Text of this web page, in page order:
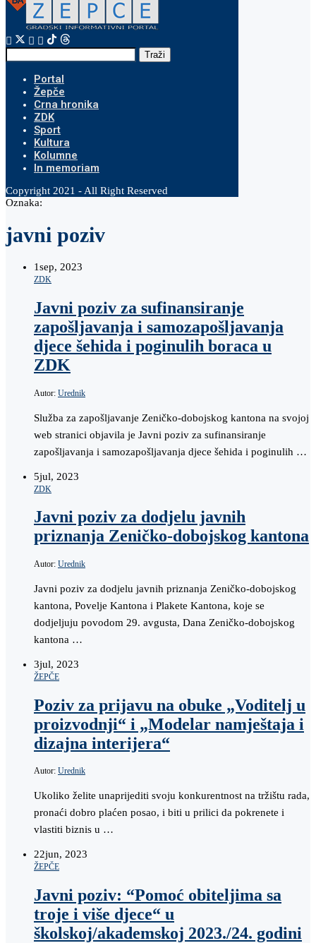
Traži
Portal
Žepče
Crna hronika
ZDK
Sport
Kultura
Kolumne
In memoriam
Copyright 2021 - All Right Reserved
Oznaka:
javni poziv
1sep, 2023
ZDK
Javni poziv za sufinansiranje
zapošljavanja i samozapošljavanja
djece šehida i poginulih boraca u
ZDK
Autor: Urednik
Služba za zapošljavanje Zeničko-dobojskog kantona na svojoj
web stranici objavila je Javni poziv za sufinansiranje
zapošljavanja i samozapošljavanja djece šehida i poginulih …
5jul, 2023
ZDK
Javni poziv za dodjelu javnih
priznanja Zeničko-dobojskog kantona
Autor: Urednik
Javni poziv za dodjelu javnih priznanja Zeničko-dobojskog
kantona, Povelje Kantona i Plakete Kantona, koje se
dodjeljuju povodom 29. avgusta, Dana Zeničko-dobojskog
kantona …
3jul, 2023
ŽEPČE
Poziv za prijavu na obuke „Voditelj u
proizvodnji“ i „Modelar namještaja i
dizajna interijera“
Autor: Urednik
Ukoliko želite unaprijediti svoju konkurentnost na tržištu rada,
pronaći dobro plaćen posao, i biti u prilici da pokrenete i
vlastiti biznis u …
22jun, 2023
ŽEPČE
Javni poziv: “Pomoć obiteljima sa
troje i više djece“ u
školskoj/akademskoj 2023./24. godini